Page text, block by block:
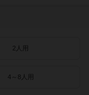
2人用
4～8人用